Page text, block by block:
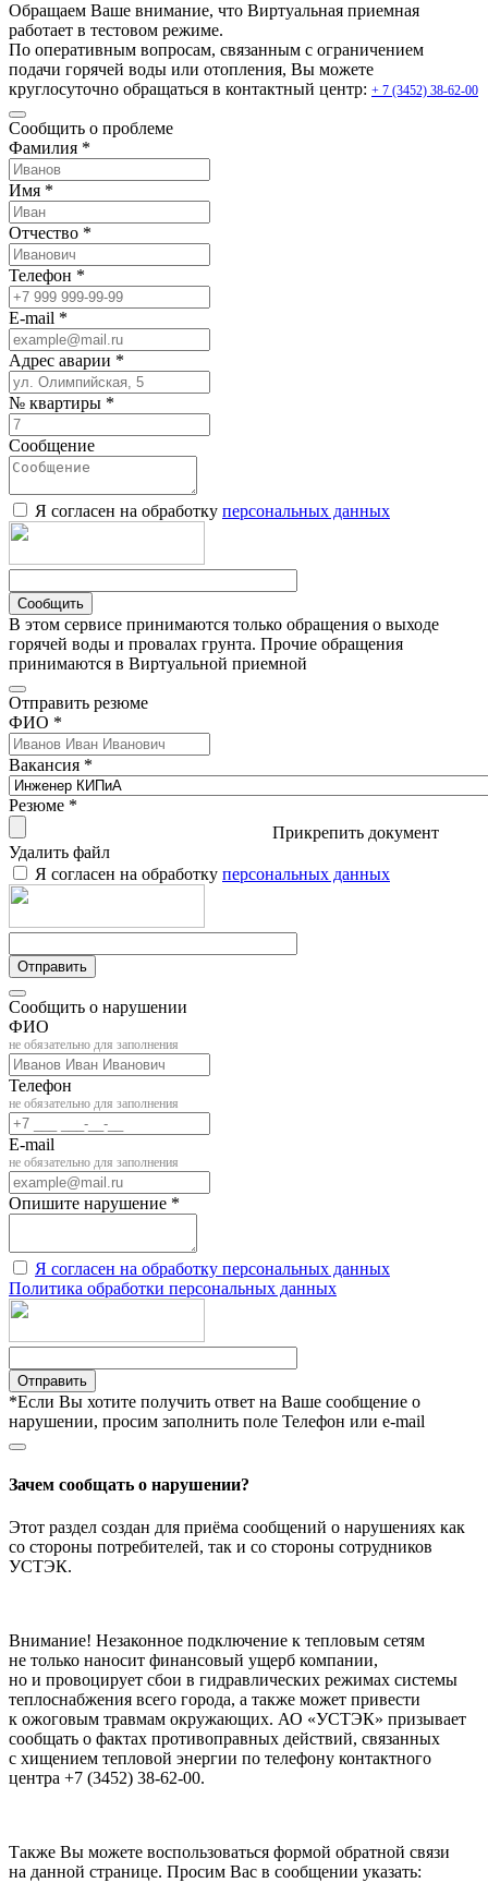
Обращаем Ваше внимание, что Виртуальная приемная
работает в тестовом режиме.
По оперативным вопросам, связанным с ограничением
подачи горячей воды или отопления, Вы можете
круглосуточно обращаться в контактный центр: + 7 (3452) 38-62-00
Сообщить о проблеме
Фамилия *
Имя *
Отчество *
Телефон *
E-mail *
Адрес аварии *
№ квартиры *
Сообщение
Я согласен на обработку персональных данных
Сообщить
В этом сервисе принимаются только обращения о выходе
горячей воды и провалах грунта. Прочие обращения
принимаются в Виртуальной приемной
Отправить резюме
ФИО *
Вакансия *
Резюме *
Прикрепить документ
Удалить файл
Я согласен на обработку персональных данных
Отправить
Сообщить о нарушении
ФИО
не обязательно для заполнения
Телефон
не обязательно для заполнения
E-mail
не обязательно для заполнения
Опишите нарушение *
Я согласен на обработку персональных данных
Политика обработки персональных данных
Отправить
*Если Вы хотите получить ответ на Ваше сообщение о
нарушении, просим заполнить поле Телефон или e-mail
Зачем сообщать о нарушении?
Этот раздел создан для приёма сообщений о нарушениях как
со стороны потребителей, так и со стороны сотрудников
УСТЭК.
Внимание! Незаконное подключение к тепловым сетям
не только наносит финансовый ущерб компании,
но и провоцирует сбои в гидравлических режимах системы
теплоснабжения всего города, а также может привести
к ожоговым травмам окружающих. АО «УСТЭК» призывает
сообщать о фактах противоправных действий, связанных
с хищением тепловой энергии по телефону контактного
центра +7 (3452) 38-62-00.
Также Вы можете воспользоваться формой обратной связи
на данной странице. Просим Вас в сообщении указать: